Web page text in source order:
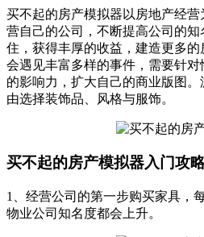
买不起的房产模拟器以房地产经
营自己的公司，不断提高公司的
住，获得丰厚的收益，建造更多
会遇见丰富多样的事件，需要针对
的影响力，扩大自己的商业版图
由选择装饰品、风格与服饰。
买不起的房产模拟器入门攻
1、经营公司的第一步购买家具，
物业公司知名度都会上升。